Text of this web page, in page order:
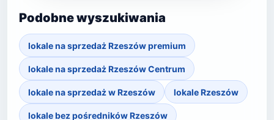
Podobne wyszukiwania
lokale na sprzedaż Rzeszów premium
lokale na sprzedaż Rzeszów Centrum
lokale na sprzedaż w Rzeszów lokale Rzeszów
lokale bez pośredników Rzeszów